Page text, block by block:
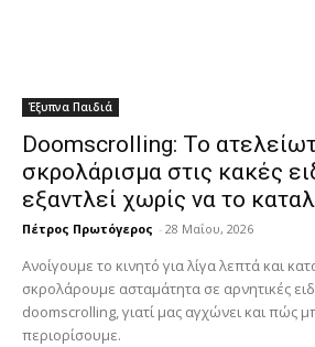
Έξυπνα Παιδιά
Doomscrolling: Το
σκρολάρισμα στις κακές
εξαντλεί χωρίς να το
Πέτρος Πρωτόγερος - 28 Μαΐου, 2026
Ανοίγουμε το κινητό για λίγα λεπτά και
σκρολάρουμε ασταμάτητα σε αρνητικές
doomscrolling, γιατί μας αγχώνει και πώς
περιορίσουμε.